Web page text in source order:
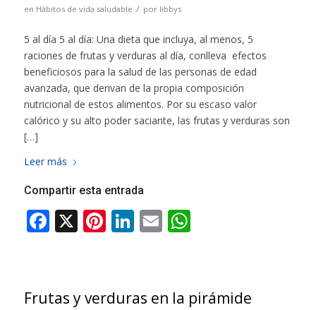
en Hábitos de vida saludable / por libbys
5 al día 5 al día: Una dieta que incluya, al menos, 5
raciones de frutas y verduras al día, conlleva efectos
beneficiosos para la salud de las personas de edad
avanzada, que derivan de la propia composición
nutricional de estos alimentos. Por su escaso valor
calórico y su alto poder saciante, las frutas y verduras son
[…]
Leer más
Compartir esta entrada
Frutas y verduras en la pirámide